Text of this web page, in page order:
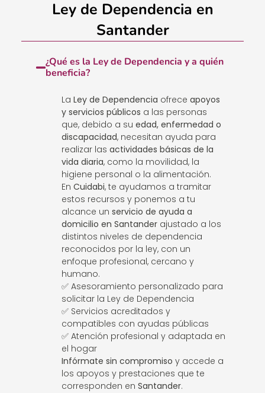
Ley de Dependencia en
Santander
¿Qué es la Ley de Dependencia y a quién
beneficia?
La Ley de Dependencia ofrece apoyos
y servicios públicos a las personas
que, debido a su edad, enfermedad o
discapacidad, necesitan ayuda para
realizar las actividades básicas de la
vida diaria, como la movilidad, la
higiene personal o la alimentación.
En Cuidabi, te ayudamos a tramitar
estos recursos y ponemos a tu
alcance un servicio de ayuda a
domicilio en Santanderajustado a los
distintos niveles de dependencia
reconocidos por la ley, con un
enfoque profesional, cercano y
humano.
✅ Asesoramiento personalizado para
solicitar la Ley de Dependencia
✅ Servicios acreditados y
compatibles con ayudas públicas
✅ Atención profesional y adaptada en
el hogar
Infórmate sin compromiso y accede a
los apoyos y prestaciones que te
corresponden en Santander.